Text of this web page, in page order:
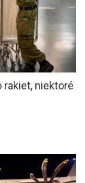
rakiet, niektoré